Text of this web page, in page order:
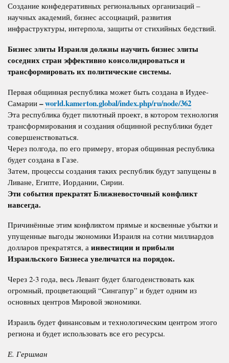
Создание конфедеративных региональных организаций –
научных академий, бизнес ассоциаций, развития
инфраструктуры, интерпола, защиты от стихийных бедствий.
Бизнес элиты Израиля должны научить бизнес элиты
соседних стран эффективно консолидироваться и
трансформировать их политические системы.
Первая общинная республика может быть создана в Иудее-
Самарии –world.kamerton.global/index.php/ru/node/362
Эта республика будет пилотный проект, в котором технология
трансформирования и создания общинной республики будет
совершенствоваться.
Через полгода, по его примеру, вторая общинная республика
будет создана в Газе.
Затем, процессы создания таких республик будут запущены в
Ливане, Египте, Иордании, Сирии.
Эти события прекратят Ближневосточный конфликт
навсегда.
Причинённые этим конфликтом прямые и косвенные убытки и
упущенные выгоды экономики Израиля на сотни миллиардов
долларов прекратятся, а инвестиции и прибыли
Израильского Бизнеса увеличатся на порядок.
Через 2-3 года, весь Левант будет благоденствовать как
огромный, процветающий “Сингапур” и будет одним из
основных центров Мировой экономики.
Израиль будет финансовым и технологическим центром этого
региона и будет использовать все его ресурсы.
Е. Гершман